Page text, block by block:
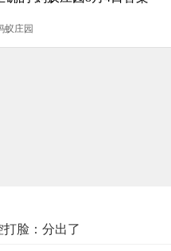
蚁庄园
脸：分出了